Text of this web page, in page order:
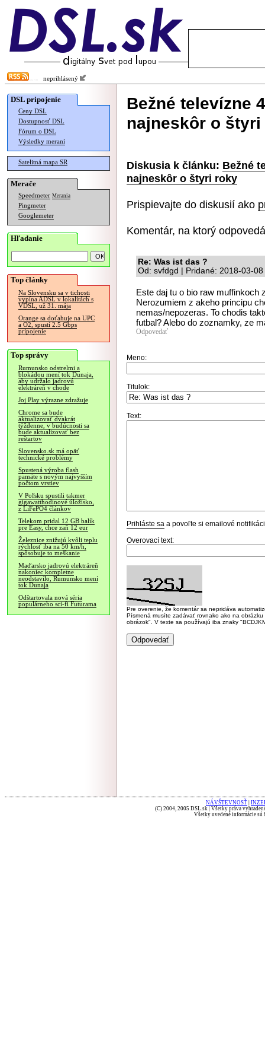
neprihlásený
DSL pripojenie
Ceny DSL
Dostupnosť DSL
Fórum o DSL
Výsledky meraní
Satelitná mapa SR
Merače
Speedmeter Merania
Pingmeter
Googlemeter
Hľadanie
Top články
Na Slovensku sa v tichosti
vypína ADSL v lokalitách s
VDSL, už 31. mája
Orange sa doťahuje na UPC
a O2, spustí 2.5 Gbps
pripojenie
Top správy
Rumunsko odstrelmi a
blokádou mení tok Dunaja,
aby udržalo jadrovú
elektráreň v chode
Joj Play výrazne zdražuje
Chrome sa bude
aktualizovať dvakrát
týždenne, v budúcnosti sa
bude aktualizovať bez
reštartov
Slovensko.sk má opäť
technické problémy
Spustená výroba flash
pamäte s novým najvyšším
počtom vrstiev
V Poľsku spustili takmer
gigawatthodinové úložisko,
z LiFePO4 článkov
Telekom pridal 12 GB balík
pre Easy, chce zaň 12 eur
Železnice znižujú kvôli teplu
rýchlosť iba na 50 km/h,
spôsobuje to meškanie
Maďarsko jadrovú elektráreň
nakoniec kompletne
neodstavilo, Rumunsko mení
tok Dunaja
Odštartovala nová séria
populárneho sci-fi Futurama
Bežné televízne
najneskôr o
Diskusia k článku: Bežné
najneskôr o štyri roky
Prispievajte do diskusií ako
Komentár, na ktorý
Re: Was ist das ?
Od: svfdgd | Pridané: 2018-03-
Este daj tu o bio raw muffinkoch
Nerozumiem z akeho principu
nemas/nepozeras. To chodis
futbal? Alebo do zoznamky, ze
Odpovedať
Meno:
Titulok:
Text:
Prihláste sa a povoľte si emailové
Overovací text:
Pre overenie, že komentár sa nepridáva
Písmená musíte zadávať rovnako ako na
obrázok". V texte sa používajú iba znaky
NÁVŠTEVNOSŤ
(C) 2004, 2005 DSL.sk | Všetky práva
Všetky uvedené informácie sú